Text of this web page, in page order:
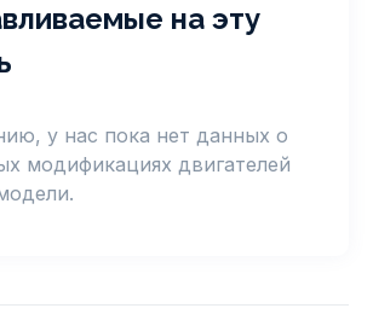
на эту
у нас пока нет данных о
модификациях двигателей